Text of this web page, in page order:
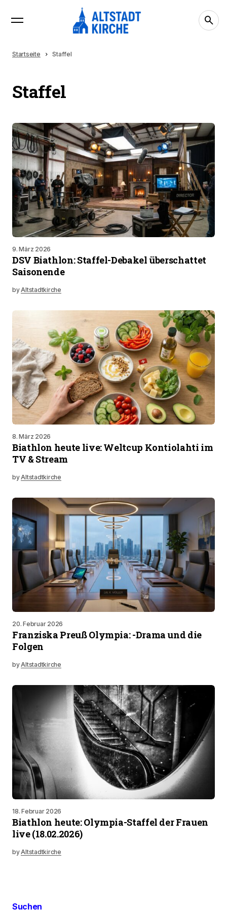
Startseite Staffel
Staffel
9. März 2026
DSV Biathlon: Staffel-Debakel überschattet
Saisonende
byAltstadtkirche
8. März 2026
Biathlon heute live: Weltcup Kontiolahti im
TV & Stream
byAltstadtkirche
20. Februar 2026
Franziska Preuß Olympia: -Drama und die
Folgen
byAltstadtkirche
18. Februar 2026
Biathlon heute: Olympia-Staffel der Frauen
live (18.02.2026)
byAltstadtkirche
Suchen